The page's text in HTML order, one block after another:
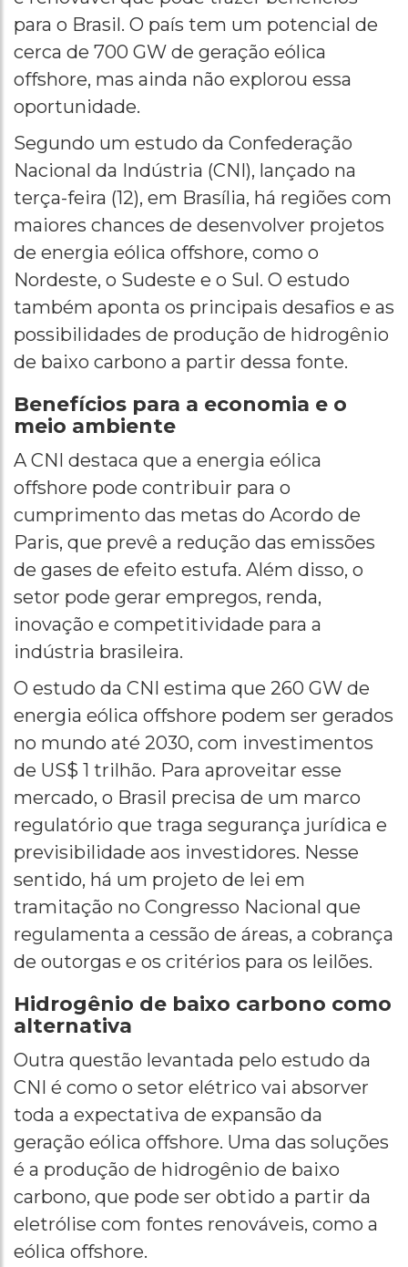
para o Brasil. O país tem um potencial de
cerca de 700 GW de geração eólica
offshore, mas ainda não explorou essa
oportunidade.
Segundo um estudo da Confederação
Nacional da Indústria (CNI), lançado na
terça-feira (12), em Brasília, há regiões com
maiores chances de desenvolver projetos
de energia eólica offshore, como o
Nordeste, o Sudeste e o Sul. O estudo
também aponta os principais desafios e as
possibilidades de produção de hidrogênio
de baixo carbono a partir dessa fonte.
Benefícios para a economia e o
meio ambiente
A CNI destaca que a energia eólica
offshore pode contribuir para o
cumprimento das metas do Acordo de
Paris, que prevê a redução das emissões
de gases de efeito estufa. Além disso, o
setor pode gerar empregos, renda,
inovação e competitividade para a
indústria brasileira.
O estudo da CNI estima que 260 GW de
energia eólica offshore podem ser gerados
no mundo até 2030, com investimentos
de US$ 1 trilhão. Para aproveitar esse
mercado, o Brasil precisa de um marco
regulatório que traga segurança jurídica e
previsibilidade aos investidores. Nesse
sentido, há um projeto de lei em
tramitação no Congresso Nacional que
regulamenta a cessão de áreas, a cobrança
de outorgas e os critérios para os leilões.
Hidrogênio de baixo carbono como
alternativa
Outra questão levantada pelo estudo da
CNI é como o setor elétrico vai absorver
toda a expectativa de expansão da
geração eólica offshore. Uma das soluções
é a produção de hidrogênio de baixo
carbono, que pode ser obtido a partir da
eletrólise com fontes renováveis, como a
eólica offshore.